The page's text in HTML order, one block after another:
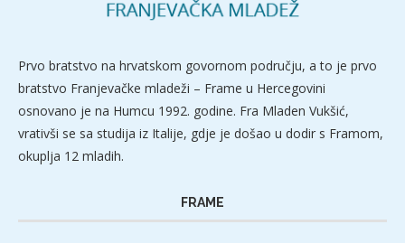
Prvo bratstvo na hrvatskom govornom području, a to je prvo
bratstvo Franjevačke mladeži – Frame u Hercegovini
osnovano je na Humcu 1992. godine. Fra Mladen Vukšić,
vrativši se sa studija iz Italije, gdje je došao u dodir s Framom,
okuplja 12 mladih.
FRAME